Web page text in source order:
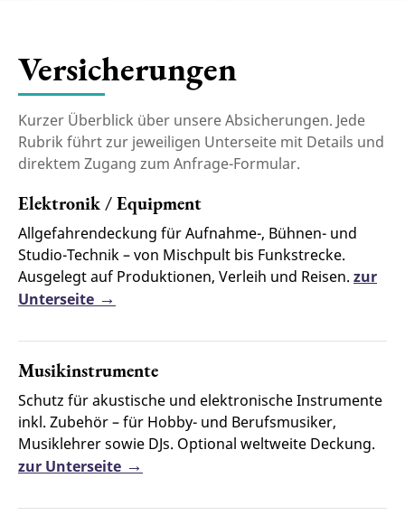
Versicherungen
Kurzer Überblick über unsere Absicherungen. Jede
Rubrik führt zur jeweiligen Unterseite mit Details und
direktem Zugang zum Anfrage-Formular.
Elektronik / Equipment
Allgefahrendeckung für Aufnahme-, Bühnen- und
Studio-Technik – von Mischpult bis Funkstrecke.
Ausgelegt auf Produktionen, Verleih und Reisen. zur
Unterseite
Musikinstrumente
Schutz für akustische und elektronische Instrumente
inkl. Zubehör – für Hobby- und Berufs­musiker,
Musiklehrer sowie DJs. Optional weltweite Deckung.
zur Unterseite